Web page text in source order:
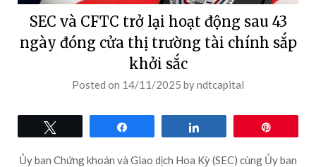
SEC và CFTC trở lại hoạt động sau 43
ngày đóng cửa thị trường tài chính sắp
khởi sắc
Posted on 14/11/2025 byndtcapital
Ủy ban Chứng khoán và Giao dịch Hoa Kỳ (SEC) cùng Ủy ban